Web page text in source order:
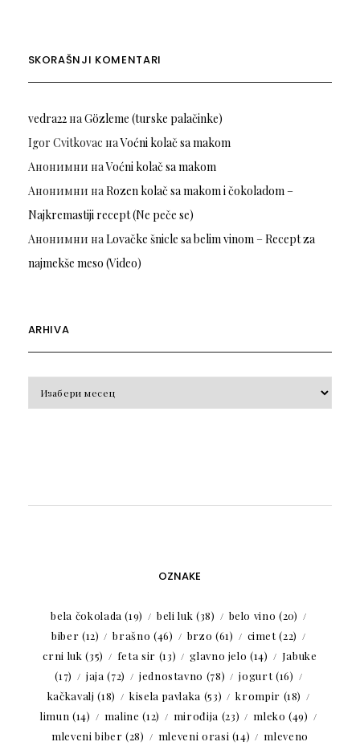
SKORAŠNJI KOMENTARI
vedra22наGözleme (turske palačinke)
Igor Cvitkovac наVoćni kolač sa makom
Анонимни наVoćni kolač sa makom
Анонимни наRozen kolač sa makom i čokoladom –
Najkremastiji recept (Ne peče se)
Анонимни наLovačke šnicle sa belim vinom – Recept za
najmekše meso (Video)
ARHIVA
OZNAKE
bela čokolada (19) beli luk (38) belo vino (20)
biber (12) brašno (46) brzo (61) cimet(22)
crni luk (35) feta sir (13) glavno jelo (14)
Jabuke
(17)
jaja (72) jednostavno (78) jogurt(16)
kačkavalj (18) kisela pavlaka (53) krompir (18)
limun (14) maline (12) mirođija (23) mleko (49)
mleveni biber (28) mleveni orasi (14) mleveno